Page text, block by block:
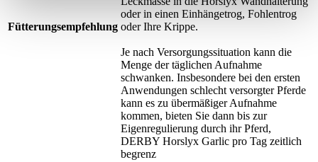
Fütterungsempfehlung
oder in einen Einhängetrog, Fohlentrog
oder Ihre Krippe.
Je nach Versorgungssituation kann die
Menge der täglichen Aufnahme
schwanken. Insbesondere bei den ersten
Anwendungen schlecht versorgter Pferde
kann es zu übermäßiger Aufnahme
kommen, bieten Sie dann bis zur
Eigenregulierung durch ihr Pferd,
DERBY Horslyx Garlic pro Tag zeitlich
begrenz